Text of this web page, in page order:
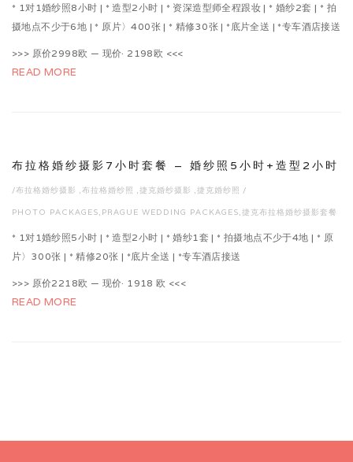
* 1对1婚纱照8小时 | * 造型2小时 | * 资深造型师全程跟妆 | * 婚纱2套 | * 拍
摄地点不少于6地 | * 原片〉400张 | * 精修30张 | *底片全送 | *专车酒店接送
>>> 原价2998欧 — 现价· 2198欧 <<<
READ MORE
布拉格婚纱摄影7小时套餐 – 婚纱照5小时+造型2小时
/布拉格婚纱摄影 ,布拉格婚纱照 ,捷克婚纱摄影 ,捷克婚纱照 /
PHOTO PACKAGES, PRAGUE WEDDING PACKAGES,捷克布拉格婚纱摄影套餐
* 1对1婚纱照5小时 | * 造型2小时 | * 婚纱1套 | * 拍摄地点不少于4地 | * 原
片〉300张 | * 精修20张 | *底片全送 | *专车酒店接送
>>> 原价2218欧 — 现价· 1918 欧 <<<
READ MORE